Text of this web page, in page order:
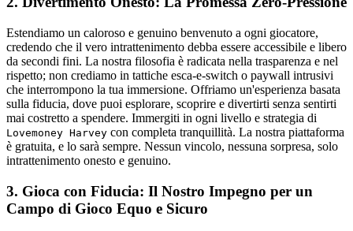
Estendiamo un caloroso e genuino benvenuto a ogni giocatore,
credendo che il vero intrattenimento debba essere accessibile e libero
da secondi fini. La nostra filosofia è radicata nella trasparenza e nel
rispetto; non crediamo in tattiche esca-e-switch o paywall intrusivi
che interrompono la tua immersione. Offriamo un'esperienza basata
sulla fiducia, dove puoi esplorare, scoprire e divertirti senza sentirti
mai costretto a spendere. Immergiti in ogni livello e strategia di
Lovemoney Harvey con completa tranquillità. La nostra piattaforma
è gratuita, e lo sarà sempre. Nessun vincolo, nessuna sorpresa, solo
intrattenimento onesto e genuino.
3. Gioca con Fiducia: Il Nostro Impegno per un
Campo di Gioco Equo e Sicuro